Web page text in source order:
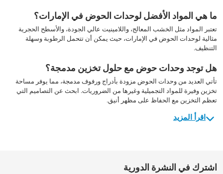
ما هي المواد الأفضل لوحدات الحوض في الإمارات؟
تعتبر المواد مثل الخشب المعالج، واللامينيت عالي الجودة، والأسطح الحجرية
مثالية لوحدات الحوض في الإمارات، حيث يمكن أن تتحمل الرطوبة وسهلة
التنظيف.
هل توجد وحدات حوض مع حلول تخزين مدمجة؟
تأتي العديد من وحدات الحوض مزودة بأدراج ورفوف مدمجة، مما يوفر مساحة
تخزين وفيرة للمواد التجميلية وغيرها من الضروريات. ابحث عن التصاميم التي
تعظم التخزين مع الحفاظ على مظهر أنيق.
اقرأ المزيد
اشترك في النشرة الدورية